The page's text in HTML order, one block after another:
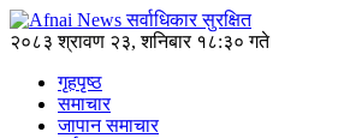
२०८३ श्रावण २३, शनिबार १८:३० गते
गृहपृष्ठ
समाचार
जापान समाचार